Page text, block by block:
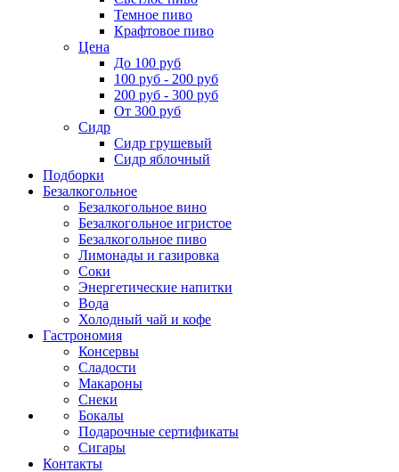
Темное пиво
Крафтовое пиво
Цена
До 100 руб
100 руб - 200 руб
200 руб - 300 руб
От 300 руб
Сидр
Сидр грушевый
Сидр яблочный
Подборки
Безалкогольное
Безалкогольное вино
Безалкогольное игристое
Безалкогольное пиво
Лимонады и газировка
Соки
Энергетические напитки
Вода
Холодный чай и кофе
Гастрономия
Консервы
Сладости
Макароны
Снеки
Бокалы
Подарочные сертификаты
Сигары
Контакты